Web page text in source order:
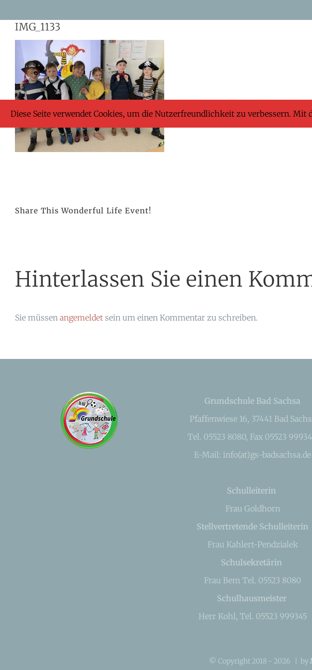
IMG_1133
Share This Wonderful Life Event!
Hinterlassen Sie einen
Sie müssen angemeldet sein um einen Kommentar zu schreiben.
Grundschule Bad Sachsa
Pfaffenwiese 16, 37441 Bad
Tel. 05523 8080, Fax 05523
E-Mail: info(at)gs-badsachsa.de
Schulleiterin
Frau Goldhorn
Stellvertretende Schulleiterin
Frau Kahlert-Pendzialek
Schulsekretärin
Frau Bem Tel. 05523 8080
Schulhausmeister
Herr Kohl, Tel. 05523 999345
© Copyright 2018 - 2026 | by
Diese Seite verwendet Cookies, um die Nutzerfreundlichkeit zu verbessern.